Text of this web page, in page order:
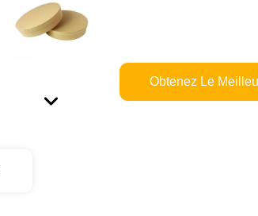
Obtenez Le